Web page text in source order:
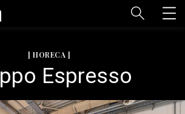
[ HORECA ]
Espresso